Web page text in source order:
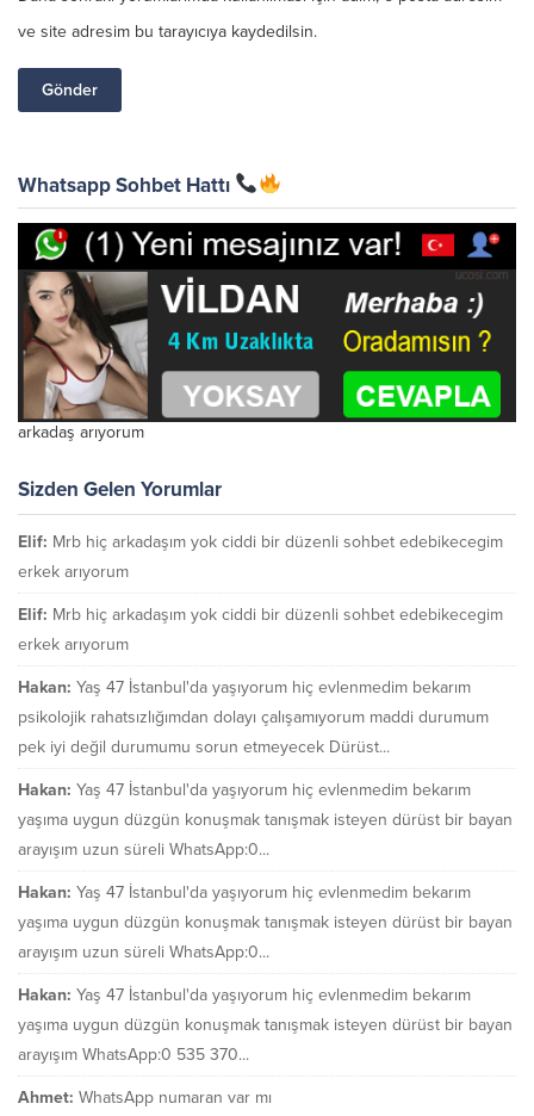
ve site adresim bu tarayıcıya kaydedilsin.
Whatsapp Sohbet Hattı
arkadaş arıyorum
Sizden Gelen Yorumlar
Elif: Mrb hiç arkadaşım yok ciddi bir düzenli sohbet edebikecegim
erkek arıyorum
Elif: Mrb hiç arkadaşım yok ciddi bir düzenli sohbet edebikecegim
erkek arıyorum
Hakan: Yaş 47 İstanbul'da yaşıyorum hiç evlenmedim bekarım
psikolojik rahatsızlığımdan dolayı çalışamıyorum maddi durumum
pek iyi değil durumumu sorun etmeyecek Dürüst...
Hakan: Yaş 47 İstanbul'da yaşıyorum hiç evlenmedim bekarım
yaşıma uygun düzgün konuşmak tanışmak isteyen dürüst bir bayan
arayışım uzun süreli WhatsApp:0...
Hakan: Yaş 47 İstanbul'da yaşıyorum hiç evlenmedim bekarım
yaşıma uygun düzgün konuşmak tanışmak isteyen dürüst bir bayan
arayışım uzun süreli WhatsApp:0...
Hakan: Yaş 47 İstanbul'da yaşıyorum hiç evlenmedim bekarım
yaşıma uygun düzgün konuşmak tanışmak isteyen dürüst bir bayan
arayışım WhatsApp:0 535 370...
Ahmet: WhatsApp numaran var mı